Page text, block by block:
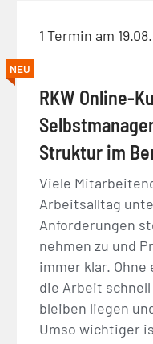
1 Termin am
NEU
RKW Online-
Struktur im
Viele
Arbeitsalltag
Anforderungen
nehmen zu und
immer klar.
die Arbeit
bleiben liegen
Umso wichtiger